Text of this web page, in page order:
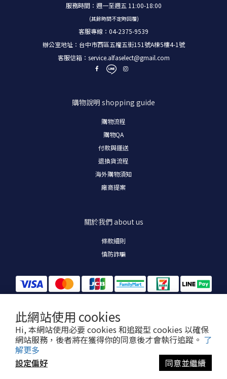
此網站使用 cookies
Hi, 本網站使用必要 cookies 和追蹤型 cookies 以確保
網站服務，後者將在獲得你的同意後才會執行追蹤。 了
解更多
設定偏好
同意並繼續
服務時間：週一至週五 11:00-18:00
(其餘時間不定時回覆)
客服專線：04-2375-9539
辦公室地址：台中市西區五權五街151號A棟5樓4-1號
客服信箱： service.alfaselect@gmail.com
購物說明 shopping guide
購物流程
購物QA
付款與運送
退換貨流程
海外購物須知
廠商提案
關於我們about us
條款細則
慎防詐騙
我們絕對不會打電話要求您變更付款條件、提供 OTP 驗證碼或操作 ATM。
若有疑慮，請直接掛斷，並自行撥打官方客服或 165反詐騙諮詢專線。